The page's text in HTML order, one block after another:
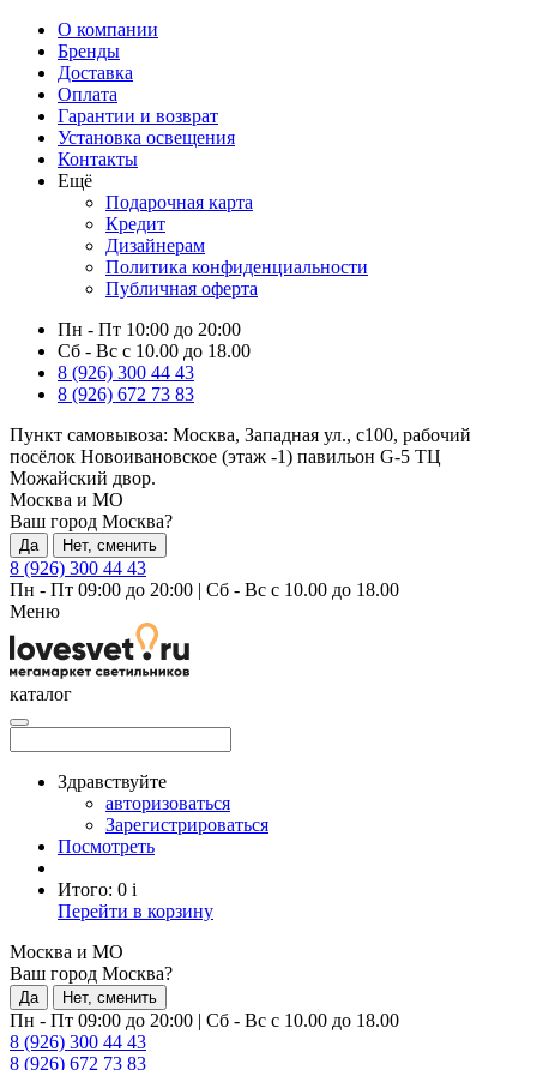
О компании
Бренды
Доставка
Оплата
Гарантии и возврат
Установка освещения
Контакты
Ещё
Подарочная карта
Кредит
Дизайнерам
Политика конфиденциальности
Публичная оферта
Пн - Пт 10:00 до 20:00
Сб - Вс с 10.00 до 18.00
8 (926) 300 44 43
8 (926) 672 73 83
Пункт самовывоза: Москва, Западная ул., с100, рабочий
посёлок Новоивановское (этаж -1) павильон G-5 ТЦ
Можайский двор.
Москва и МО
Ваш город Москва?
Да Нет, сменить
8 (926) 300 44 43
Пн - Пт 09:00 до 20:00 | Сб - Вс с 10.00 до 18.00
Меню
каталог
Здравствуйте
авторизоваться
Зарегистрироваться
Посмотреть
Итого: 0 i
Перейти в корзину
Москва и МО
Ваш город Москва?
Да Нет, сменить
Пн - Пт 09:00 до 20:00 | Сб - Вс с 10.00 до 18.00
8 (926) 300 44 43
8 (926) 672 73 83